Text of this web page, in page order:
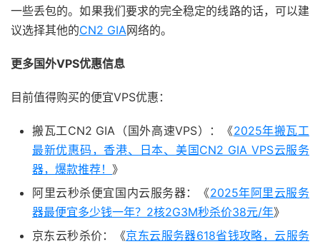
一些丢包的。如果我们要求的完全稳定的线路的话，可以建
议选择其他的CN2 GIA网络的。
更多国外VPS优惠信息
目前值得购买的便宜VPS优惠：
搬瓦工CN2 GIA（国外高速VPS）：《2025年搬瓦工
最新优惠码，香港、日本、美国CN2 GIA VPS云服务
器，爆款推荐！ 》
阿里云秒杀便宜国内云服务器：《2025年阿里云服务
器最便宜多少钱一年？2核2G3M秒杀价38元/年》
京东云秒杀价：《京东云服务器618省钱攻略，云服务